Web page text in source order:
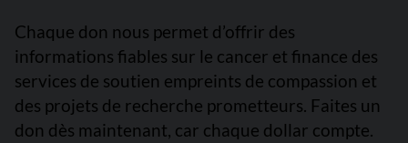
Chaque don nous permet d’offrir des
informations fiables sur le cancer et finance des
services de soutien empreints de compassion et
des projets de recherche prometteurs. Faites un
don dès maintenant, car chaque dollar compte.